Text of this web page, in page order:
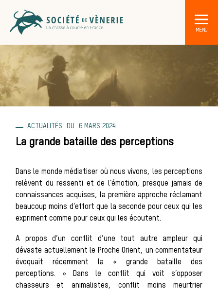
Les acteurs de la vènerie
Les animaux
sauvages
Les chiens de
ACTUALITÉS 6 MARS 2024
La grande bataille des perceptions
Dans le monde médiatiser où nous vivons, les perceptions
relèvent du ressenti et de l’émotion, presque jamais de
connaissances acquises, la première approche réclamant
beaucoup moins d’effort que la seconde pour ceux qui les
expriment comme pour ceux qui les écoutent.
A propos d’un conflit d’une tout autre ampleur qui
dévaste actuellement le Proche Orient, un commentateur
évoquait récemment la « grande bataille des
perceptions. » Dans le conflit qui voit s’opposer
chasseurs et animalistes, conflit moins meurtrier